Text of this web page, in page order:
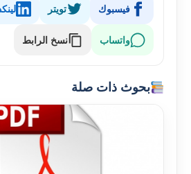
فيسبوك تويتر
واتساب نسخ الرابط
بحوث ذات صلة